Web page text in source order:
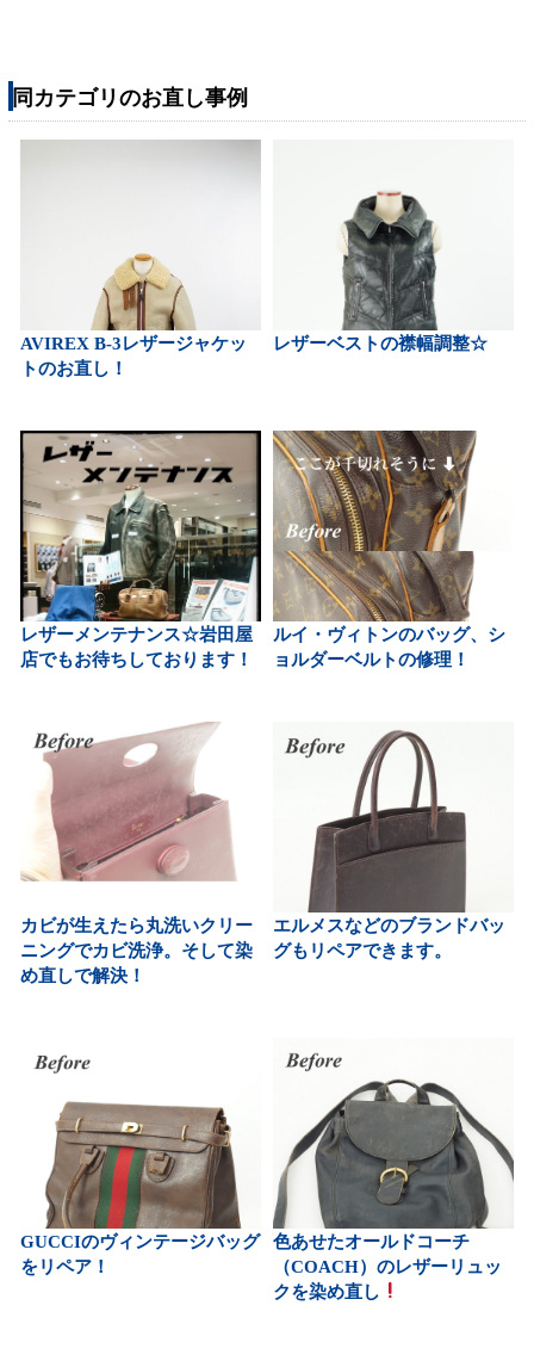
同カテゴリのお直し事例
AVIREX B-3レザージャケッ
トのお直し！
レザーベストの襟幅調整☆
レザーメンテナンス☆岩田屋
店でもお待ちしております！
ルイ・ヴィトンのバッグ、シ
ョルダーベルトの修理！
カビが生えたら丸洗いクリー
ニングでカビ洗浄。そして染
め直しで解決！
エルメスなどのブランドバッ
グもリペアできます。
GUCCIのヴィンテージバッグ
をリペア！
色あせたオールドコーチ
（COACH）のレザーリュッ
クを染め直し